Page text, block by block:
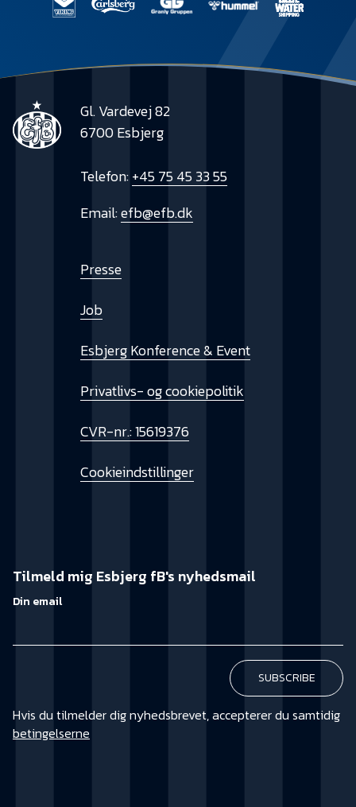
Gl. Vardevej 82
6700 Esbjerg
Telefon:+45 75 45 33 55
Email:efb@efb.dk
Presse
Job
Esbjerg Konference & Event
Privatlivs- og cookiepolitik
CVR-nr.: 15619376
Cookieindstillinger
Tilmeld mig Esbjerg fB's nyhedsmail
Din email
Hvis du tilmelder dig nyhedsbrevet, accepterer du samtidig
betingelserne